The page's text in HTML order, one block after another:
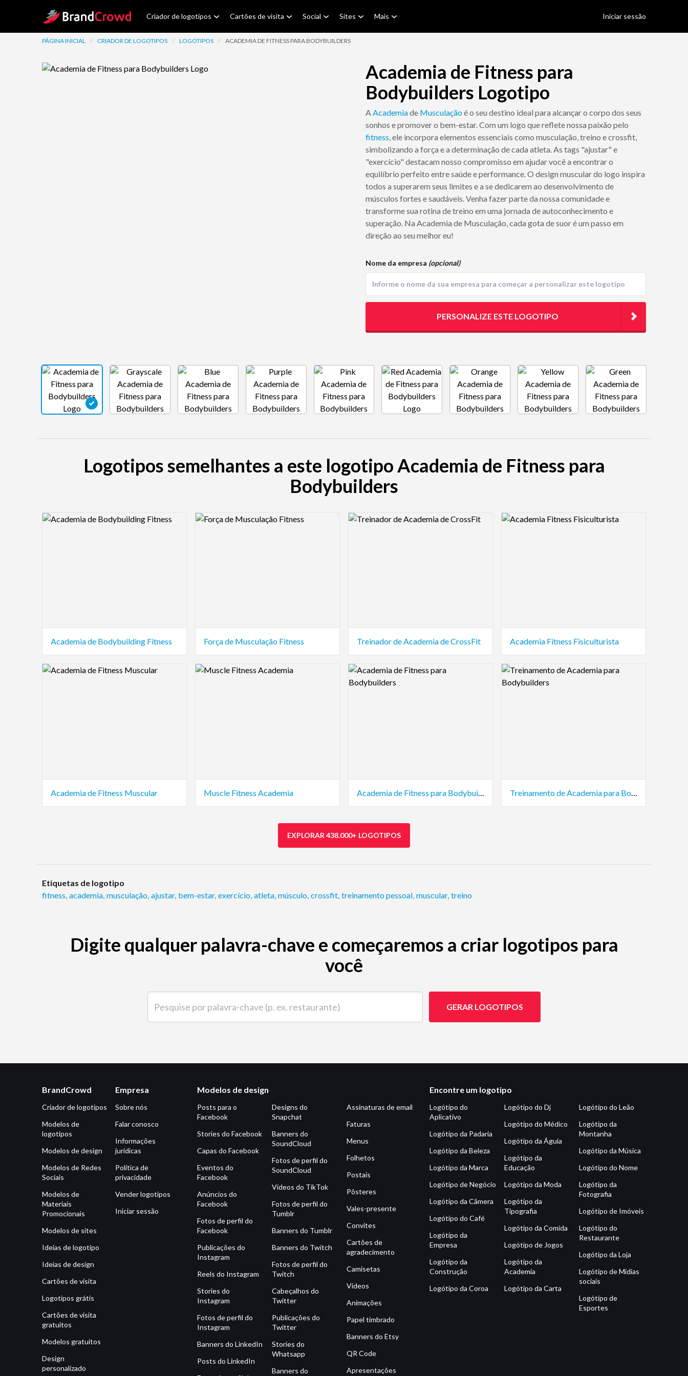
Site Logo Criador de logotipos Cartões de visita Social Sites Mais Iniciar sessão
PÁGINA INICIAL // CRIADOR DE LOGOTIPOS // LOGOTIPOS // ACADEMIA DE FITNESS PARA BODYBUILDERS
Academia de Fitness para
Bodybuilders Logotipo
AAcademiade Musculaçãoé o seu destino ideal para alcançar o corpo dos seus
sonhos e promover o bem-estar. Com um logo que reflete nossa paixão pelo
fitness, ele incorpora elementos essenciais como musculação, treino e crossfit,
simbolizando a força e a determinação de cada atleta. As tags "ajustar" e
"exercício" destacam nosso compromisso em ajudar você a encontrar o
equilíbrio perfeito entre saúde e performance. O design muscular do logo inspira
todos a superarem seus limites e a se dedicarem ao desenvolvimento de
músculos fortes e saudáveis. Venha fazer parte da nossa comunidade e
transforme sua rotina de treino em uma jornada de autoconhecimento e
superação. Na Academia de Musculação, cada gota de suor é um passo em
direção ao seu melhor eu!
Nome da empresa (opcional)
PERSONALIZE ESTE LOGOTIPO
Logotipos semelhantes a este logotipo Academia de Fitness para
Bodybuilders
Logo Preview Image
Academia de Bodybuilding Fitness
Logo Preview Image
Força de Musculação Fitness
Logo Preview Image
Treinador de Academia de CrossFit
Logo Preview Image
Academia Fitness Fisiculturista
Logo Preview Image
Academia de Fitness Muscular
Logo Preview Image
Muscle Fitness Academia
Logo Preview Image
Academia de Fitness para Bodybuilders
Logo Preview Image
Treinamento de Academia para Bodybuilders
EXPLORAR 438.000+ LOGOTIPOS
Etiquetas de logotipo
fitness, academia, musculação, ajustar, bem-estar, exercício, atleta, músculo, crossfit, treinamento pessoal, muscular, treino
Digite qualquer palavra-chave e começaremos a criar logotipos para
você
GERAR LOGOTIPOS
BrandCrowd
Criador de logotipos
Modelos de
logotipos
Modelos de design
Modelos de Redes
Sociais
Modelos de
Materiais
Promocionais
Modelos de sites
Ideias de logotipo
Ideias de design
Cartões de visita
Logotipos grátis
Cartões de visita
gratuitos
Modelos gratuitos
Design
personalizado
Empresa
Sobre nós
Falar conosco
Informações
jurídicas
Política de
privacidade
Vender logotipos
Iniciar sessão
Modelos de design
Posts para o
Facebook
Stories do Facebook
Capas do Facebook
Eventos do
Facebook
Anúncios do
Facebook
Fotos de perfil do
Facebook
Publicações do
Instagram
Reels do Instagram
Stories do
Instagram
Fotos de perfil do
Instagram
Banners do LinkedIn
Posts do LinkedIn
Designs do
Snapchat
Banners do
SoundCloud
Fotos de perfil do
SoundCloud
Vídeos do TikTok
Fotos de perfil do
Tumblr
Banners do Tumblr
Banners do Twitch
Fotos de perfil do
Twitch
Cabeçalhos do
Twitter
Publicações do
Twitter
Stories do
Whatsapp
Banners do
Assinaturas de email
Faturas
Menus
Folhetos
Postais
Pôsteres
Vales-presente
Convites
Cartões de
agradecimento
Camisetas
Vídeos
Animações
Papel timbrado
Banners do Etsy
QR Code
Apresentações
Encontre um logotipo
Logótipo do
Aplicativo
Logótipo da Padaria
Logótipo da Beleza
Logótipo da Marca
Logótipo de Negócio
Logótipo da Câmera
Logótipo do Café
Logótipo da
Empresa
Logótipo da
Construção
Logótipo da Coroa
Logótipo do Dj
Logótipo do Médico
Logótipo da Águia
Logótipo da
Educação
Logótipo da Moda
Logótipo da
Tipografia
Logótipo da Comida
Logótipo de Jogos
Logótipo da
Academia
Logótipo da Carta
Logótipo do Leão
Logótipo da
Montanha
Logótipo da Música
Logótipo do Nome
Logótipo da
Fotografia
Logótipo de Imóveis
Logótipo do
Restaurante
Logótipo da Loja
Logótipo de Mídias
sociais
Logótipo de
Esportes